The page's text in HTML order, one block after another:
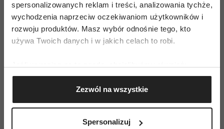
spersonalizowanych reklam i treści, analizowania tychże,
wychodzenia naprzeciw oczekiwaniom użytkowników i
rozwoju produktów. Masz wybór odnośnie tego, kto
używa Twoich danych i w jakich celach to robi.
Gromadzić dane dotyczące Twojej lokalizacji
geograficznej z dokładnością nawet do kilku metrów
Identyfikować Twoje urządzenie, aktywnie
(fingerprinting, czyli wirtualny odcisk palca)
Zezwól na wszystkie
Spersonalizuj
wapnia do fosforu, co skutkuje rozregulowaniem
gospodarki mineralnej w organizmie.
Upośledzone staje się wchłanianie wapnia, a co
osteoporozy. Ponadto nadmiar fosforanów może
w jelicie.Guma kasntanowa i guma konjack
w małej ilości są bezpieczne, ale w nadmiarze
mogą powodować problemy trawienne